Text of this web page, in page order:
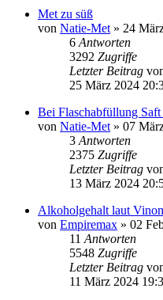
Met zu süß
von Natie-Met » 24
6 Antworten
3292 Zugriffe
Letzter Beitrag
25 März 2024
Bei Flaschabfüllung
von Natie-Met » 07
3 Antworten
2375 Zugriffe
Letzter Beitrag
13 März 2024
Alkoholgehalt laut
von Empiremax » 02
11 Antworten
5548 Zugriffe
Letzter Beitrag
11 März 2024